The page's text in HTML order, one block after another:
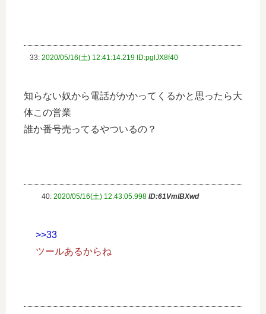
33: 2020/05/16(土) 12:41:14.219 ID:pglJX8f40
知らない奴から電話がかかってくるかと思ったら大
体この営業
誰か番号売ってるやついるの？
40: 2020/05/16(土) 12:43:05.998 ID:61VmlBXwd
>>33
ツールあるからね